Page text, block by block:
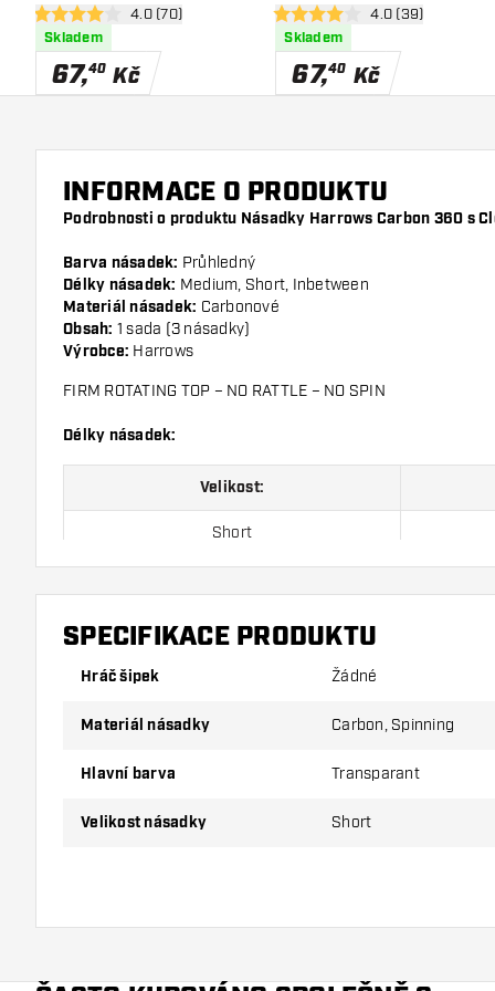
otevřít panel recenzí
4 hodnoticí hvězdičky
4.0 (70)
Skladem
67,40 Kč
otevřít panel
4 hodnoticí hvězdičky
4.0 (39)
Skladem
67,40 Kč
INFORMACE O PRODUKTU
Podrobnosti o produktu Násadky Harrows Carbon 360 s
Barva násadek: Průhledný
Délky násadek: Medium, Short, Inbetween
Materiál násadek: Carbonové
Obsah: 1 sada (3 násadky)
Výrobce: Harrows
FIRM ROTATING TOP – NO RATTLE – NO SPIN
Délky násadek:
Velikost:
Short
Medium
používáním poškodit nebo zlomit.
SPECIFIKACE PRODUKTU
Hráč šipek Žádné
Materiál násadky Carbon, Spinning
Hlavní barva Transparant
Velikost násadky Short